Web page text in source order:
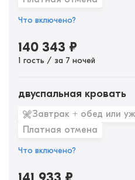
Что включено?
140 343 ₽
1 гость / за 7 ночей
двуспальная кровать
Завтрак + обед или
Платная отмена
Что включено?